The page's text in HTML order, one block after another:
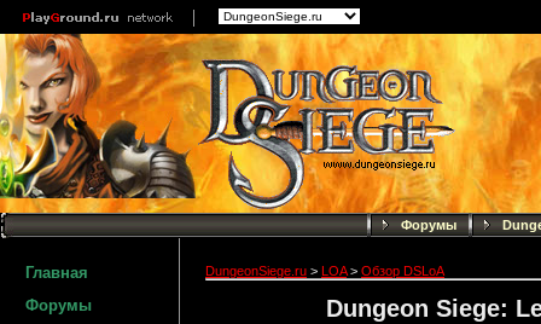
Форумы
Главная
Форумы
DungeonSiege.ru > LOA> Обзор DSLoA
Dungeon Siege: